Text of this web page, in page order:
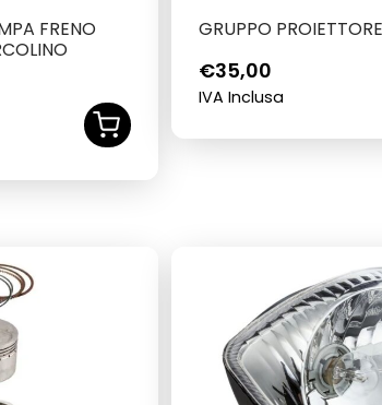
FRENO
GRUPPO
€35,00
IVA Inclusa